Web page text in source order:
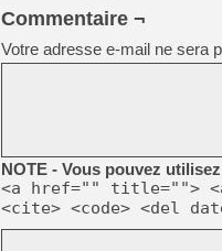
Commentaire ¬
Votre adresse e-mail ne sera
NOTE - Vous pouvez
<a href="" title="">
<cite> <code> <del